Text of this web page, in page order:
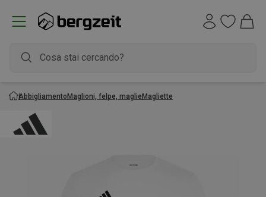
AbbigliamentoMaglioni, felpe, maglieMagliette